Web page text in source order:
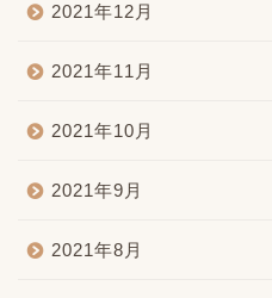
2021年12月
2021年11月
2021年10月
2021年9月
2021年8月